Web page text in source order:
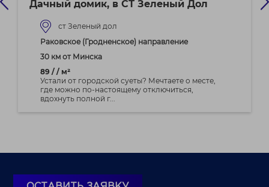
Дачный домик, в СТ Зеленый Дол
ст Зеленый дол
Раковское (Гродненское) направление
30 км от Минска
89 / / м²
Устали от городской суеты? Мечтаете о месте,
где можно по-настоящему отключиться,
вдохнуть полной г...